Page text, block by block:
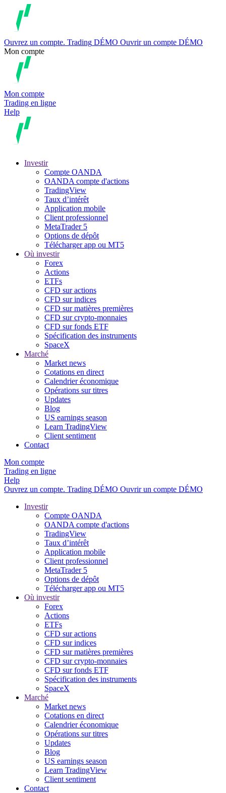
Ouvrez un compte. Trading DÉMO Ouvrir un compte DÉMO
Mon compte
Mon compte
Trading en ligne
Help
Investir
Compte OANDA
OANDA compte d'actions
TradingView
Taux d’intérêt
Application mobile
Client professionnel
MetaTrader 5
Options de dépôt
Télécharger app ou MT5
Où investir
Forex
Actions
ETFs
CFD sur actions
CFD sur indices
CFD sur matières premières
CFD sur crypto-monnaies
CFD sur fonds ETF
Spécification des instruments
SpaceX
Marché
Market news
Cotations en direct
Calendrier économique
Opérations sur titres
Updates
Blog
US earnings season
Learn TradingView
Client sentiment
Contact
Mon compte
Trading en ligne
Help
Ouvrez un compte. Trading DÉMO Ouvrir un compte DÉMO
Investir
Compte OANDA
OANDA compte d'actions
TradingView
Taux d’intérêt
Application mobile
Client professionnel
MetaTrader 5
Options de dépôt
Télécharger app ou MT5
Où investir
Forex
Actions
ETFs
CFD sur actions
CFD sur indices
CFD sur matières premières
CFD sur crypto-monnaies
CFD sur fonds ETF
Spécification des instruments
SpaceX
Marché
Market news
Cotations en direct
Calendrier économique
Opérations sur titres
Updates
Blog
US earnings season
Learn TradingView
Client sentiment
Contact